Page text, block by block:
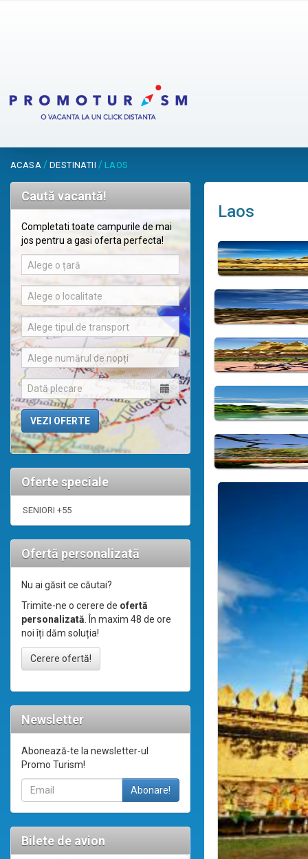
ACASA / DESTINATII / LAOS
Caută vacantă!
Completati toate campurile de mai
jos pentru a gasi oferta perfecta!
Alege o țară
Alege o localitate
Alege tipul de transport
Alege numărul de nopți
Oferte speciale
SENIORI +55
Ofertă personalizată
Nu ai găsit ce căutai?
Trimite-ne o cerere de ofertă
personalizată. În maxim 48 de ore
noi îți dăm soluția!
Cerere ofertă!
Newsletter
Abonează-te la newsletter-ul
Promo Turism!
Bilete de avion
Laos